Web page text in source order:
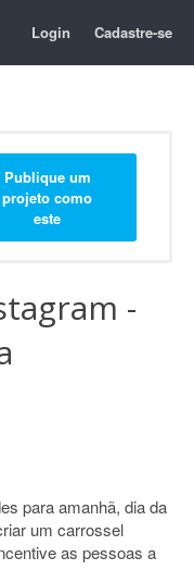
Login Cadastre-se
Publique um
projeto como
este
-
para amanhã, dia da
um carrossel
as pessoas a